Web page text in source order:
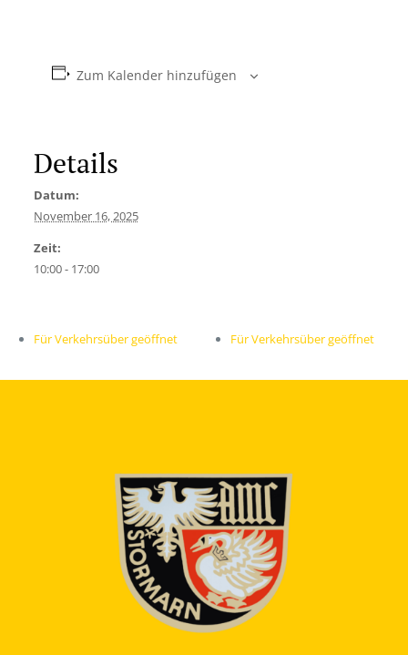
Zum Kalender hinzufügen
Details
Datum:
November 16, 2025
Zeit:
10:00 - 17:00
Für Verkehrsüber geöffnet Für Verkehrsüber geöffnet